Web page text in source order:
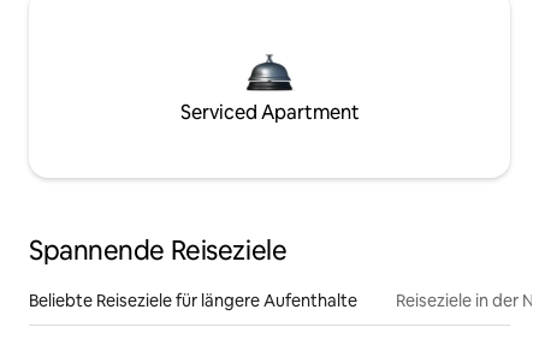
Serviced Apartment
Spannende Reiseziele
Beliebte Reiseziele für längere Aufenthalte Reiseziele in der